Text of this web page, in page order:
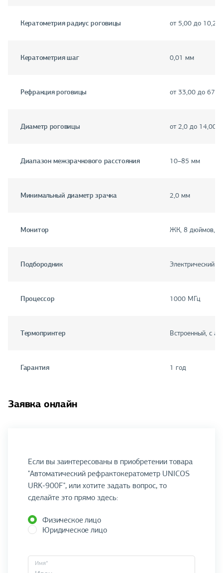
Кератометрия радиус роговицы от 5,00 до 10,2
Кератометрия шаг 0,01 мм
Рефракция роговицы от 33,00 до
Диаметр роговицы от 2,0 до 14,00
Диапазон межзрачкового расстояния 10–85 мм
Минимальный диаметр зрачка 2,0 мм
Монитор ЖК, 8 дюймов,
Подбородник Электрический
Процессор 1000 МГц
Термопринтер Встроенный, с
Гарантия 1 год
Заявка онлайн
Если вы заинтересованы в приобретении товара
"Автоматический рефрактокератометр UNICOS
URK-900F", или хотите задать вопрос, то
сделайте это прямо здесь:
Физическое лицо
Юридическое лицо
Имя*